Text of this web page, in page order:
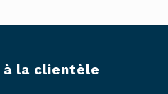
à la clientèle